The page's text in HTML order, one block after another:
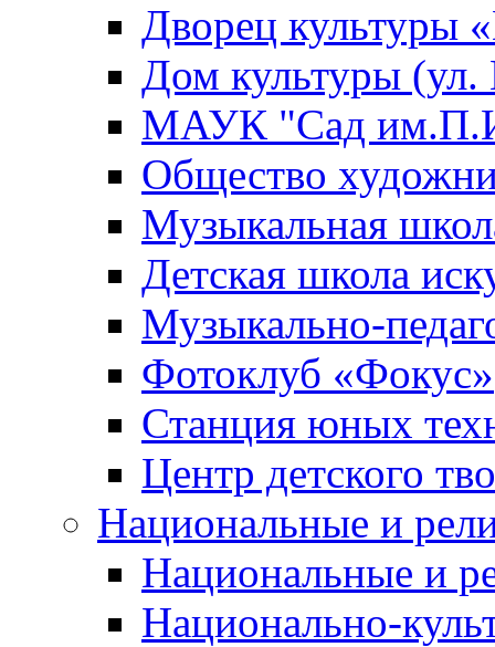
Дворец культуры
Дом культуры (ул.
МАУК "Сад
Общество
Музыкальная
Детская школа
Музыкально-
Фотоклуб «Фокус»
Станция юных
Центр детского
Национальные и
Национальные и
Национально-